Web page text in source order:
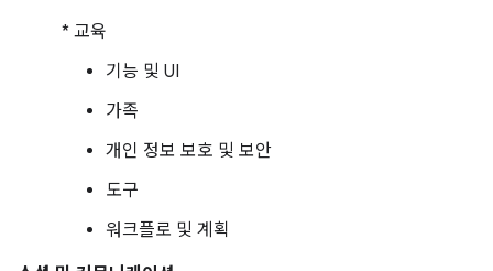
* 교육
기능 및 UI
가족
개인 정보 보호 및 보안
도구
워크플로 및 계획